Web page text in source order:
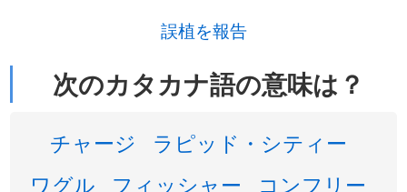
誤植を報告
次のカタカナ語の意味は？
チャージ
ラピッド・シティー
ワグル
フィッシャー コンフリー